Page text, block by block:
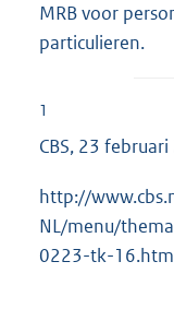
MRB voor
particulieren.
1
CBS, 23
http://
NL/menu/
0223-tk-16.htm